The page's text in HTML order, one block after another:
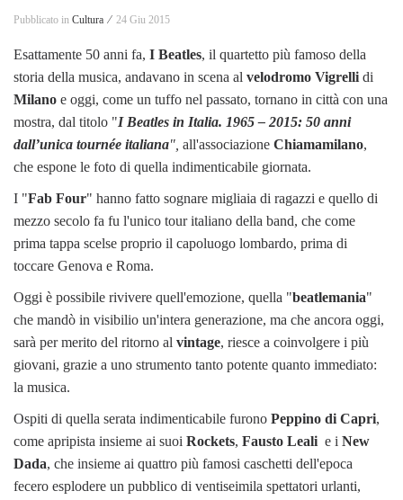
Pubblicato in Cultura ⁄ 24 Giu 2015
Esattamente 50 anni fa, I Beatles, il quartetto più famoso della
storia della musica, andavano in scena al velodromo Vigrelli di
Milano e oggi, come un tuffo nel passato, tornano in città con una
mostra, dal titolo "I Beatles in Italia. 1965 – 2015: 50 anni
dall’unica tournée italiana", all'associazione Chiamamilano,
che espone le foto di quella indimenticabile giornata.
I "Fab Four" hanno fatto sognare migliaia di ragazzi e quello di
mezzo secolo fa fu l'unico tour italiano della band, che come
prima tappa scelse proprio il capoluogo lombardo, prima di
toccare Genova e Roma.
Oggi è possibile rivivere quell'emozione, quella "beatlemania"
che mandò in visibilio un'intera generazione, ma che ancora oggi,
sarà per merito del ritorno al vintage, riesce a coinvolgere i più
giovani, grazie a uno strumento tanto potente quanto immediato:
la musica.
Ospiti di quella serata indimenticabile furono Peppino di Capri,
come apripista insieme ai suoi Rockets, Fausto Leali e i New
Dada, che insieme ai quattro più famosi caschetti dell'epoca
fecero esplodere un pubblico di ventiseimila spettatori urlanti,